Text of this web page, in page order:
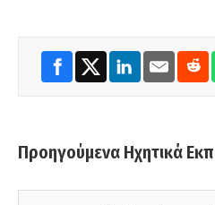
Προηγούμενα Ηχητικά